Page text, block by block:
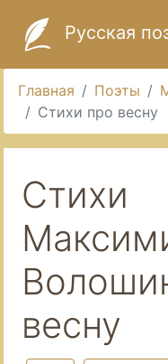
Русская
Главная Поэты
Стихи про весну
Стихи
весну